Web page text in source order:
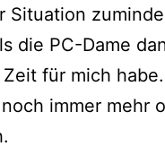
Situation
die PC-Dame
für mich
immer mehr